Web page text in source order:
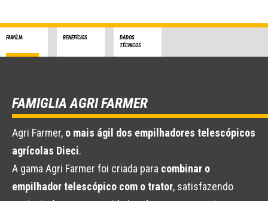
FAMÍLIA BENEFÍCIOS
DADOS
TÉCNICOS
FAMIGLIA AGRI FARMER
Agri Farmer, o mais ágil dos empilhadores telescópicos
agrícolas Dieci.
A gama Agri Farmer foi criada para combinar o
empilhador telescópico com o trator, satisfazendo